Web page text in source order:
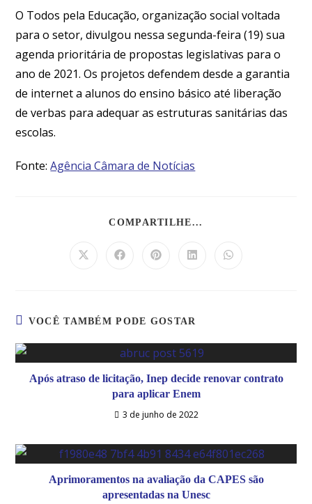
O Todos pela Educação, organização social voltada
para o setor, divulgou nessa segunda-feira (19) sua
agenda prioritária de propostas legislativas para o
ano de 2021. Os projetos defendem desde a garantia
de internet a alunos do ensino básico até liberação
de verbas para adequar as estruturas sanitárias das
escolas.
Fonte:Agência Câmara de Notícias
COMPARTILHE...
VOCÊ TAMBÉM PODE GOSTAR
Após atraso de licitação, Inep decide renovar contrato
para aplicar Enem
3 de junho de 2022
Aprimoramentos na avaliação da CAPES são
apresentadas na Unesc